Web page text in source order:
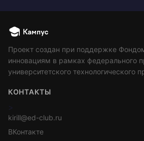
Проект создан при поддержке
инновациям в рамках федерального
университетского технологического
КОНТАКТЫ
>
kirill@ed-club.ru
ВКонтакте